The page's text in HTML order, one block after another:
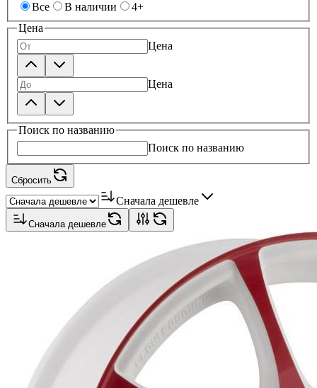
Все
В наличии
4+
Цена
Цена
Цена
Поиск по названию
Поиск по названию
Сбросить
Сначала дешевле
Сначала дешевле